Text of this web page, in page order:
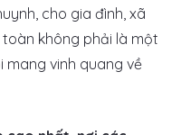
cho gia đình, xã
không phải là một
mang vinh quang về